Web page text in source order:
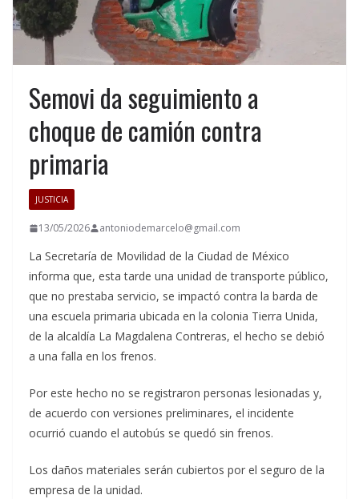
Semovi da seguimiento a
choque de camión contra
primaria
JUSTICIA
13/05/2026 antoniodemarcelo@gmail.com
La Secretaría de Movilidad de la Ciudad de México
informa que, esta tarde una unidad de transporte público,
que no prestaba servicio, se impactó contra la barda de
una escuela primaria ubicada en la colonia Tierra Unida,
de la alcaldía La Magdalena Contreras, el hecho se debió
a una falla en los frenos.
Por este hecho no se registraron personas lesionadas y,
de acuerdo con versiones preliminares, el incidente
ocurrió cuando el autobús se quedó sin frenos.
Los daños materiales serán cubiertos por el seguro de la
empresa de la unidad.